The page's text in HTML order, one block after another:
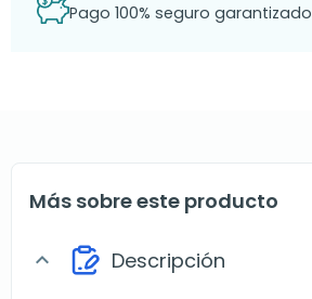
Pago 100% seguro garantizado
Más sobre este producto
expand_more Descripción